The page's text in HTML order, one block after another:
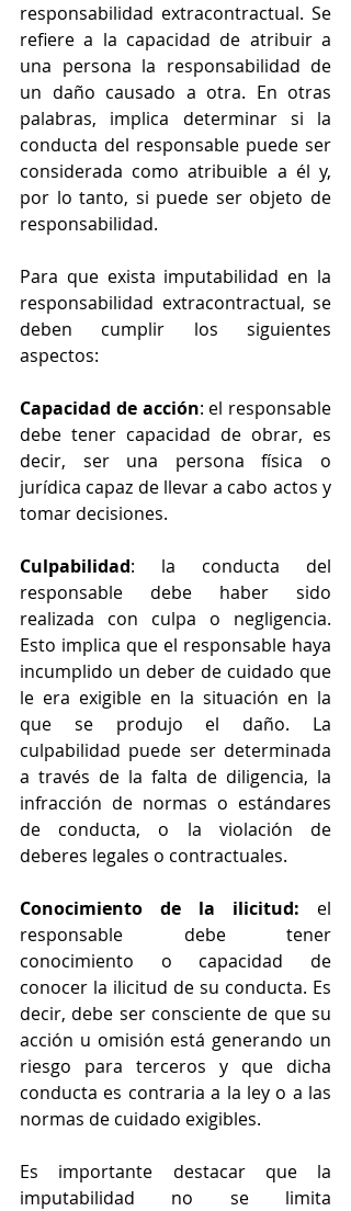
responsabilidad extracontractual. Se
refiere a la capacidad de atribuir a
una persona la responsabilidad de
un daño causado a otra. En otras
palabras, implica determinar si la
conducta del responsable puede ser
considerada como atribuible a él y,
por lo tanto, si puede ser objeto de
responsabilidad.
Para que exista imputabilidad en la
responsabilidad extracontractual, se
deben cumplir los siguientes
aspectos:
Capacidad de acción: el responsable
debe tener capacidad de obrar, es
decir, ser una persona física o
jurídica capaz de llevar a cabo actos y
tomar decisiones.
Culpabilidad: la conducta del
responsable debe haber sido
realizada con culpa o negligencia.
Esto implica que el responsable haya
incumplido un deber de cuidado que
le era exigible en la situación en la
que se produjo el daño. La
culpabilidad puede ser determinada
a través de la falta de diligencia, la
infracción de normas o estándares
de conducta, o la violación de
deberes legales o contractuales.
Conocimiento de la ilicitud: el
responsable debe tener
conocimiento o capacidad de
conocer la ilicitud de su conducta. Es
decir, debe ser consciente de que su
acción u omisión está generando un
riesgo para terceros y que dicha
conducta es contraria a la ley o a las
normas de cuidado exigibles.
Es importante destacar que la
imputabilidad no se limita